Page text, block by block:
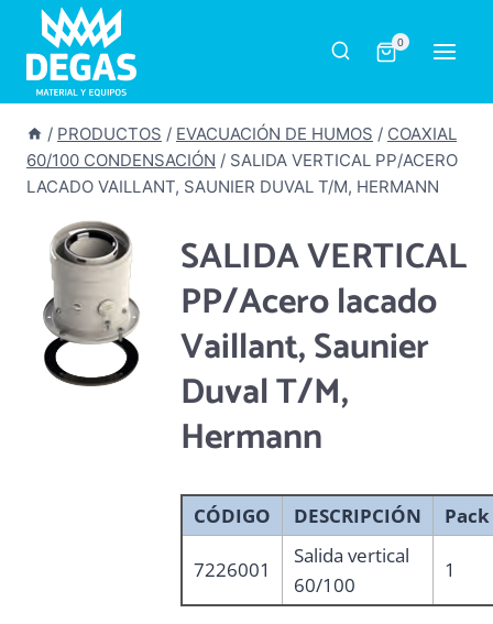
Saltar
contenido
0
/ PRODUCTOS / EVACUACIÓN DE HUMOS / COAXIAL
60/100 CONDENSACIÓN / SALIDA VERTICAL PP/ACERO
LACADO VAILLANT, SAUNIER DUVAL T/M, HERMANN
SALIDA VERTICAL
PP/Acero lacado
Vaillant, Saunier
Duval T/M,
Hermann
CÓDIGO DESCRIPCIÓN Pack
7226001
Salida vertical
60/100
1